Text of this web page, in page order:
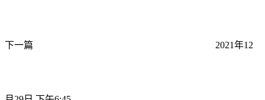
下一篇 2021年12